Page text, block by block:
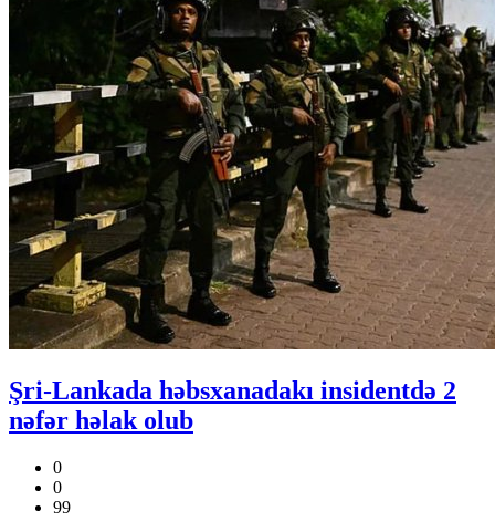
Şri-Lankada həbsxanadakı insidentdə 2
nəfər həlak olub
0
0
99